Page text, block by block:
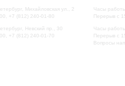
Михайловская ул., 2
+7 (812) 240-01-80
Невский пр., 30
+7 (812) 240-01-70
Часы
Перерыв с
Часы
Перерыв с
Вопросы